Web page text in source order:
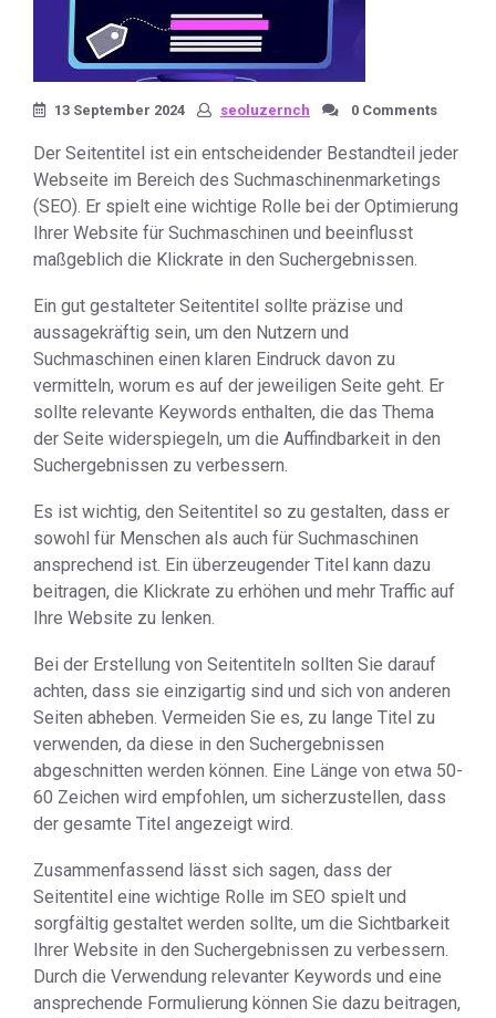
13 September 2024 seoluzernch 0 Comments
Der Seitentitel ist ein entscheidender Bestandteil jeder
Webseite im Bereich des Suchmaschinenmarketings
(SEO). Er spielt eine wichtige Rolle bei der Optimierung
Ihrer Website für Suchmaschinen und beeinflusst
maßgeblich die Klickrate in den Suchergebnissen.
Ein gut gestalteter Seitentitel sollte präzise und
aussagekräftig sein, um den Nutzern und
Suchmaschinen einen klaren Eindruck davon zu
vermitteln, worum es auf der jeweiligen Seite geht. Er
sollte relevante Keywords enthalten, die das Thema
der Seite widerspiegeln, um die Auffindbarkeit in den
Suchergebnissen zu verbessern.
Es ist wichtig, den Seitentitel so zu gestalten, dass er
sowohl für Menschen als auch für Suchmaschinen
ansprechend ist. Ein überzeugender Titel kann dazu
beitragen, die Klickrate zu erhöhen und mehr Traffic auf
Ihre Website zu lenken.
Bei der Erstellung von Seitentiteln sollten Sie darauf
achten, dass sie einzigartig sind und sich von anderen
Seiten abheben. Vermeiden Sie es, zu lange Titel zu
verwenden, da diese in den Suchergebnissen
abgeschnitten werden können. Eine Länge von etwa 50-
60 Zeichen wird empfohlen, um sicherzustellen, dass
der gesamte Titel angezeigt wird.
Zusammenfassend lässt sich sagen, dass der
Seitentitel eine wichtige Rolle im SEO spielt und
sorgfältig gestaltet werden sollte, um die Sichtbarkeit
Ihrer Website in den Suchergebnissen zu verbessern.
Durch die Verwendung relevanter Keywords und eine
ansprechende Formulierung können Sie dazu beitragen,